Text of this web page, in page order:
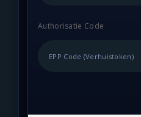
Authorisatie Code